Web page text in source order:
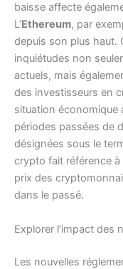
baisse affecte
L’Ethereum, par
depuis son plus haut.
inquiétudes non
actuels, mais
des investisseurs en
situation économique
périodes passées de
désignées sous le
crypto fait référence
prix des
dans le passé.
Explorer l’impact des
Les nouvelles